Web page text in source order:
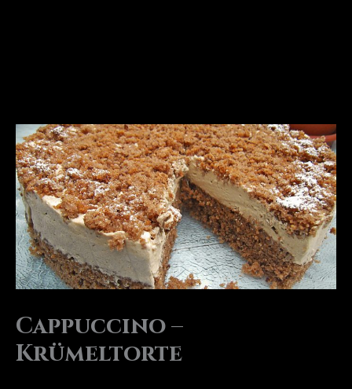
Cappuccino –
Krümeltorte